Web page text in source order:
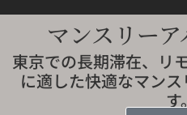
マンスリー
東京での長期滞在、リ
に適した快適なマン
す。